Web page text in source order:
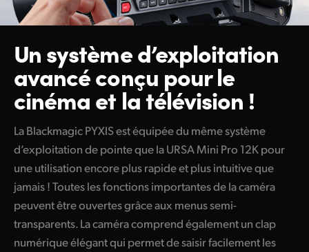
Blackmagic RAW
Galerie
Spécifications
Canada
China
Denmark
Finland
France
Germany
Hong Kong SAR, China
India
Un système d’exploitation
avancé conçu pourle
cinémaet la télévision !
La Blackmagic PYXIS est équipée du même système
d’exploitation de pointe que la URSA Mini Pro 12K pour
une utilisation encore plus rapide et plus intuitive que
jamais ! Toutes les fonctions importantes de la caméra
peuvent être ouvertes grâce aux menus semi-
transparents. La caméra comprend également un clap
numérique élégant qui permet de saisir facilement les